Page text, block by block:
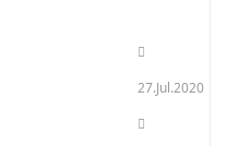
27.Jul.2020